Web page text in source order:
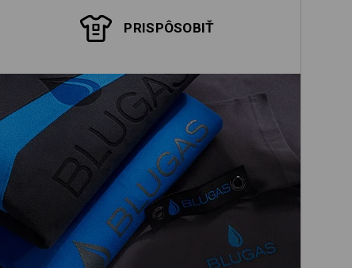
PRISPÔSOBIŤ